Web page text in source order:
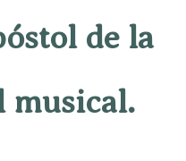
de la
musical.